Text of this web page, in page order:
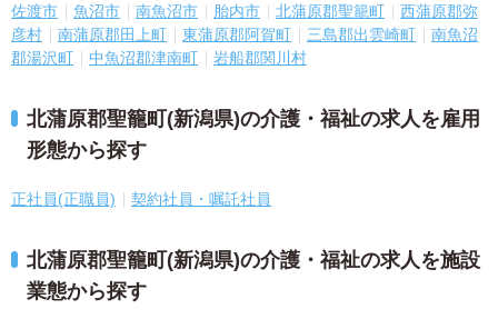
佐渡市
魚沼市 南魚沼市 胎内市 北蒲原郡聖籠町
西蒲原郡弥
彦村
南蒲原郡田上町 東蒲原郡阿賀町 三島郡出雲崎町
南魚沼
郡湯沢町
中魚沼郡津南町 岩船郡関川村
北蒲原郡聖籠町(新潟県)の介護・福祉の求人を雇用
形態から探す
正社員(正職員) 契約社員・嘱託社員
北蒲原郡聖籠町(新潟県)の介護・福祉の求人を施設
業態から探す